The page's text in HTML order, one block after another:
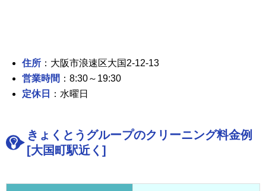
住所 ：大阪市浪速区大国2-12-13
営業時間 ：8:30～19:30
定休日
：水曜日
きょくとうグループのクリーニング料金例
[大国町駅近く]